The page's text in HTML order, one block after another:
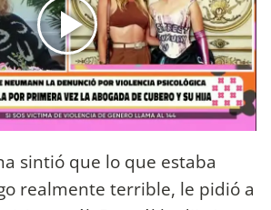
sintió que lo que estaba
realmente terrible, le pidió a